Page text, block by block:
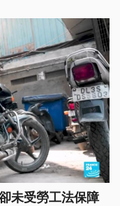
未受勞工法保障